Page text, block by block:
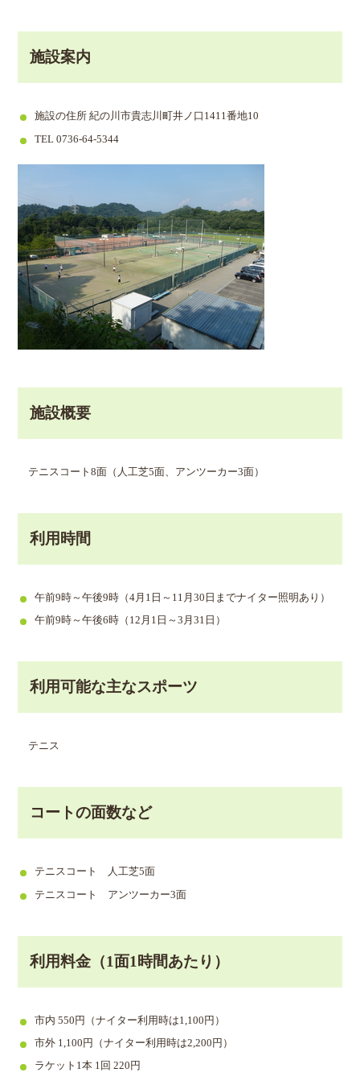
施設案内
施設の住所 紀の川市貴志川町井ノ口1411番地10
TEL 0736-64-5344
施設概要
テニスコート8面（人工芝5面、アンツーカー3面）
利用時間
午前9時～午後9時（4月1日～11月30日までナイター照明あり）
午前9時～午後6時（12月1日～3月31日）
利用可能な主なスポーツ
テニス
コートの面数など
テニスコート 人工芝5面
テニスコート アンツーカー3面
利用料金（1面1時間あたり）
市内 550円（ナイター利用時は1,100円）
市外 1,100円（ナイター利用時は2,200円）
ラケット1本 1回 220円